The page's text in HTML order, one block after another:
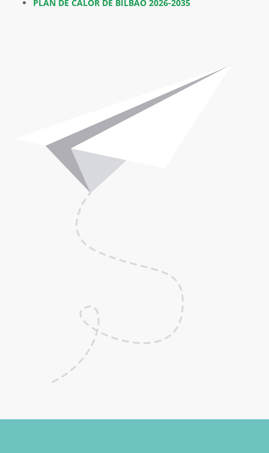
PLAN DE CALOR DE BILBAO 2026-2035